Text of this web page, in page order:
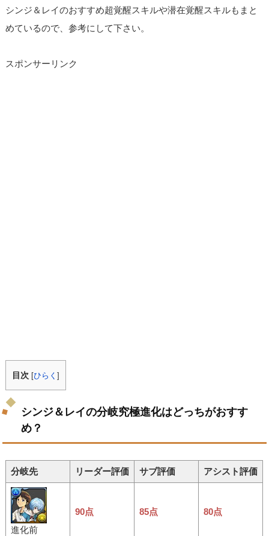
シンジ＆レイのおすすめ超覚醒スキルや潜在覚醒スキルもまと
めているので、参考にして下さい。
スポンサーリンク
目次 [ひらく]
シンジ＆レイの分岐究極進化はどっちがおすす
め？
分岐先 リーダー評価 サブ評価 アシスト評価
進化前
90点 85点 80点